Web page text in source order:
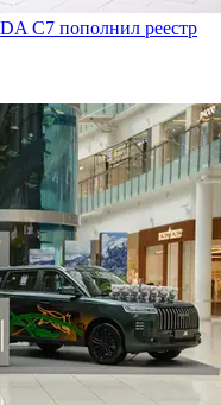
C7 пополнил реестр